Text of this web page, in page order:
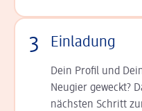
3 Einladung
Dein Profil und
Neugier geweckt?
nächsten Schritt